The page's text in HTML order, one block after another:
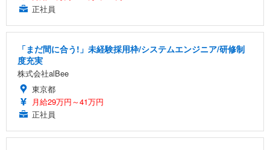
正社員
「まだ間に合う!」未経験採用枠/システムエンジニア/研修制
度充実
株式会社alBee
東京都
月給29万円～41万円
正社員